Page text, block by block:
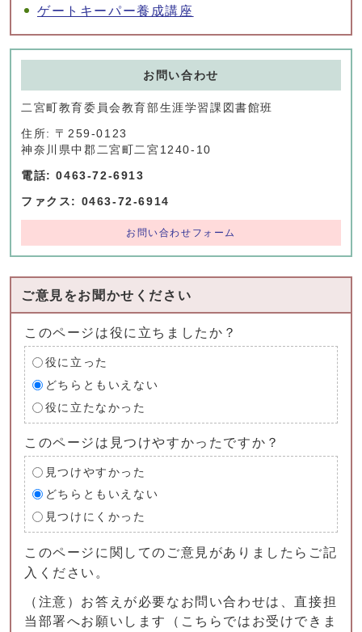
ゲートキーパー養成講座
お問い合わせ
二宮町教育委員会教育部生涯学習課図書館班
住所: 〒259-0123
神奈川県中郡二宮町二宮1240-10
電話: 0463-72-6913
ファクス: 0463-72-6914
お問い合わせフォーム
ご意見をお聞かせください
このページは役に立ちましたか？
役に立った
どちらともいえない
役に立たなかった
このページは見つけやすかったですか？
見つけやすかった
どちらともいえない
見つけにくかった
このページに関してのご意見がありましたらご記
入ください。
（注意）お答えが必要なお問い合わせは、直接担
当部署へお願いします（こちらではお受けできま